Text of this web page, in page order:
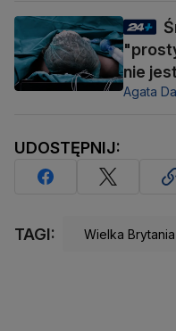
nie
Agata
UDOSTĘPNIJ:
TAGI: Wielka Brytania